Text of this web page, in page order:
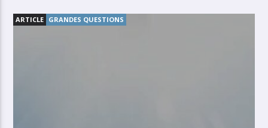
ARTICLE GRANDES QUESTIONS